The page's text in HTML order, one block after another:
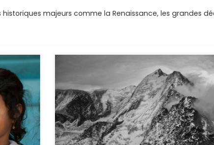
historiques majeurs comme la Renaissance, les grandes
Dans
par
vole
se
[…]
Voyage dans les airs L’aventure commence à
l’aéroclub de Genève. Un matin de septembre
sous un ciel nuageux, nous prenons place à
bord d’un Piper Saratoga II HP pour un vol au
dessus des Alpes. Joseph Raïs, notre pilote, va
nous faire vivre des sensations fortes. Après le
décollage […]